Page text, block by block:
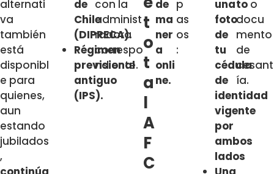
alternati
va
también
está
disponibl
e para
quienes,
aun
estando
jubilados
,
de
Chile
(DIPRECA).
Régimen
previsional
antiguo
(IPS).
con la
administ
radora
correspo
ndiente.
t
o
t
a
l
A
F
C
de
ma
ner
a
onli
ne.
p
as
os
:
una
foto
de
tu
cédula
de
identidad
vigente
por
ambos
lados
to o
docu
mento
de
cesant
ía.